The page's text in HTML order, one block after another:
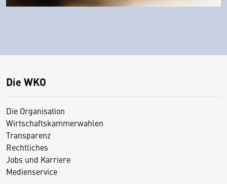
Die WKO
Die Organisation
Wirtschaftskammerwahlen
Transparenz
Rechtliches
Jobs und Karriere
Medienservice